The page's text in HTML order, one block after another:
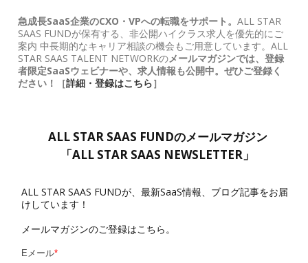
急成長SaaS企業のCXO・VPへの転職をサポート。 ALL STAR
SAAS FUNDが保有する、非公開ハイクラス求人を優先的にご
案内 中長期的なキャリア相談の機会もご用意しています。ALL
STAR SAAS TALENT NETWORKのメールマガジンでは、登録
者限定SaaSウェビナーや、求人情報も公開中。ぜひご登録く
ださい！［詳細・登録はこちら］
ALL STAR SAAS FUNDのメールマガジン
「ALL STAR SAAS NEWSLETTER」
ALL STAR SAAS FUNDが、最新SaaS情報、ブログ記事をお届
けしています！
メールマガジンのご登録はこちら。